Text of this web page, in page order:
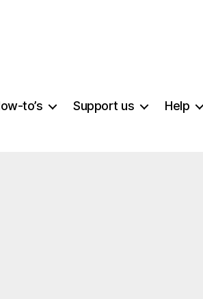
to’s Support us Help